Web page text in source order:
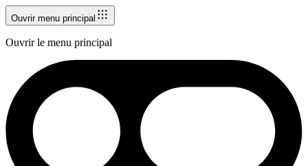
Ouvrir menu principal
Ouvrir le menu principal